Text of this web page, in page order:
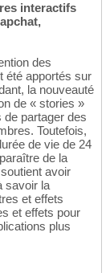
interactifs
des
été apportés sur
la nouveauté
de « stories »
de partager des
Toutefois,
de vie de 24
de la
avoir
savoir la
et effets
et effets pour
plus